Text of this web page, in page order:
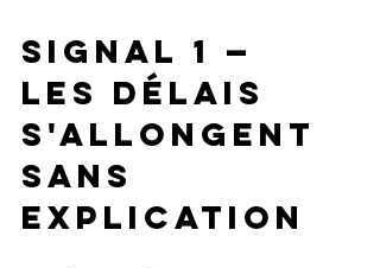
Signal 1 —
Les délais
s'allongent
sans
explication